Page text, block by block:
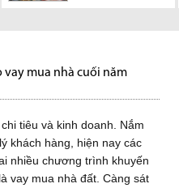
vay mua nhà cuối năm
tiêu và kinh doanh. Nắm
khách hàng, hiện nay các
nhiều chương trình khuyến
vay mua nhà đất. Càng sát